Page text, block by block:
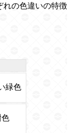
れの色違いの特徴
緑色
色